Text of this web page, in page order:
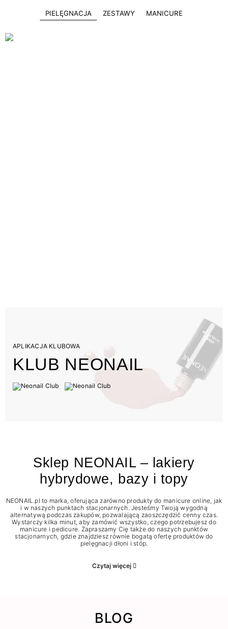
PIELĘGNACJA ZESTAWY MANICURE
APLIKACJA KLUBOWA
KLUB NEONAIL
Sklep NEONAIL – lakiery
hybrydowe, bazy i topy
NEONAIL.pl to marka, oferująca zarówno produkty do manicure online, jak
i w naszych punktach stacjonarnych. Jesteśmy Twoją wygodną
alternatywą podczas zakupów, pozwalającą zaoszczędzić cenny czas.
Wystarczy kilka minut, aby zamówić wszystko, czego potrzebujesz do
manicure i pedicure. Zapraszamy Cię także do naszych punktów
stacjonarnych, gdzie znajdziesz równie bogatą ofertę produktów do
pielęgnacji dłoni i stóp.
Czytaj więcej
BLOG